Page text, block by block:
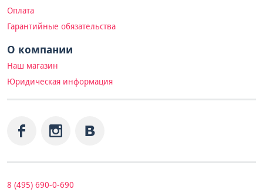
Оплата
Гарантийные обязательства
О компании
Наш магазин
Юридическая информация
8 (495) 690-0-690